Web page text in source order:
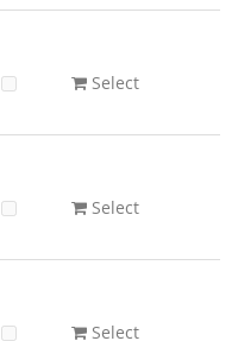
Select
Select
Select